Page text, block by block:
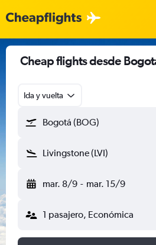
Cheap flights desde
Ida y vuelta
Bogotá (BOG)
Livingstone (LVI)
mar. 8/9 - mar. 15/9
1 pasajero, Económica